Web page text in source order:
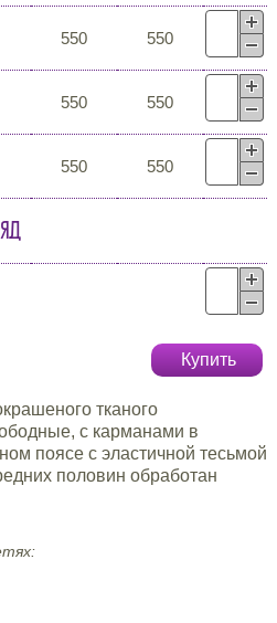
550 550
550 550
550 550
Купить
тканого
с карманами в
поясе с эластичной тесьмой
половин обработан